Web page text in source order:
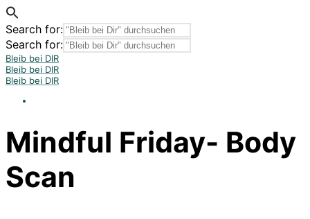
Search for:
Search for:
Bleib bei DIR
Bleib bei DIR
Bleib bei DIR
Mindful Friday- Body
Scan